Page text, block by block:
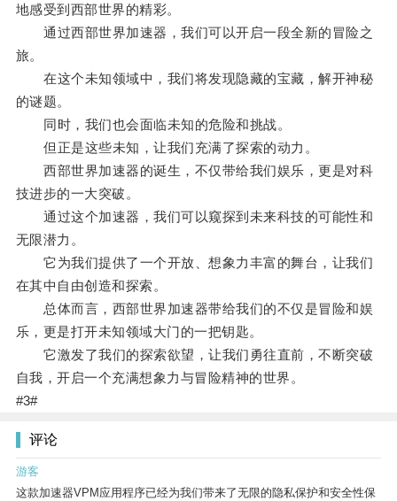
地感受到西部世界的精彩。
通过西部世界加速器，我们可以开启一段全新的冒险之
旅。
在这个未知领域中，我们将发现隐藏的宝藏，解开神秘
的谜题。
同时，我们也会面临未知的危险和挑战。
但正是这些未知，让我们充满了探索的动力。
西部世界加速器的诞生，不仅带给我们娱乐，更是对科
技进步的一大突破。
通过这个加速器，我们可以窥探到未来科技的可能性和
无限潜力。
它为我们提供了一个开放、想象力丰富的舞台，让我们
在其中自由创造和探索。
总体而言，西部世界加速器带给我们的不仅是冒险和娱
乐，更是打开未知领域大门的一把钥匙。
它激发了我们的探索欲望，让我们勇往直前，不断突破
自我，开启一个充满想象力与冒险精神的世界。
#3#
评论
游客
这款加速器VPM应用程序已经为我们带来了无限的隐私保护和安全性保